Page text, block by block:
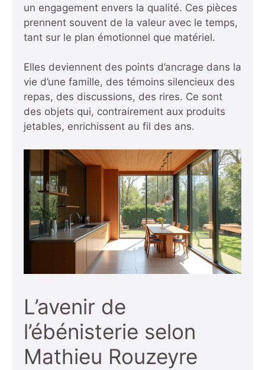
un engagement envers la qualité. Ces pièces
prennent souvent de la valeur avec le temps,
tant sur le plan émotionnel que matériel.
Elles deviennent des points d’ancrage dans la
vie d’une famille, des témoins silencieux des
repas, des discussions, des rires. Ce sont
des objets qui, contrairement aux produits
jetables, enrichissent au fil des ans.
L’avenir de
l’ébénisterie selon
Mathieu Rouzeyre